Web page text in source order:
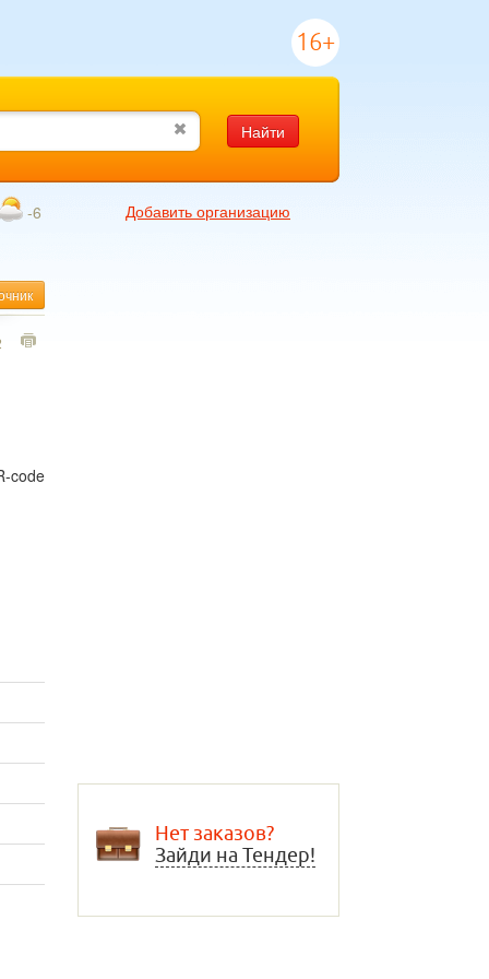
16+
Найти
-6
Добавить организацию
Нет заказов?
Зайди на Тендер!